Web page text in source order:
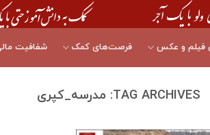
فیلم و عکس فرصت‌های کمک شفافیت
TAG ARCHIVES: مدرسه_کپری